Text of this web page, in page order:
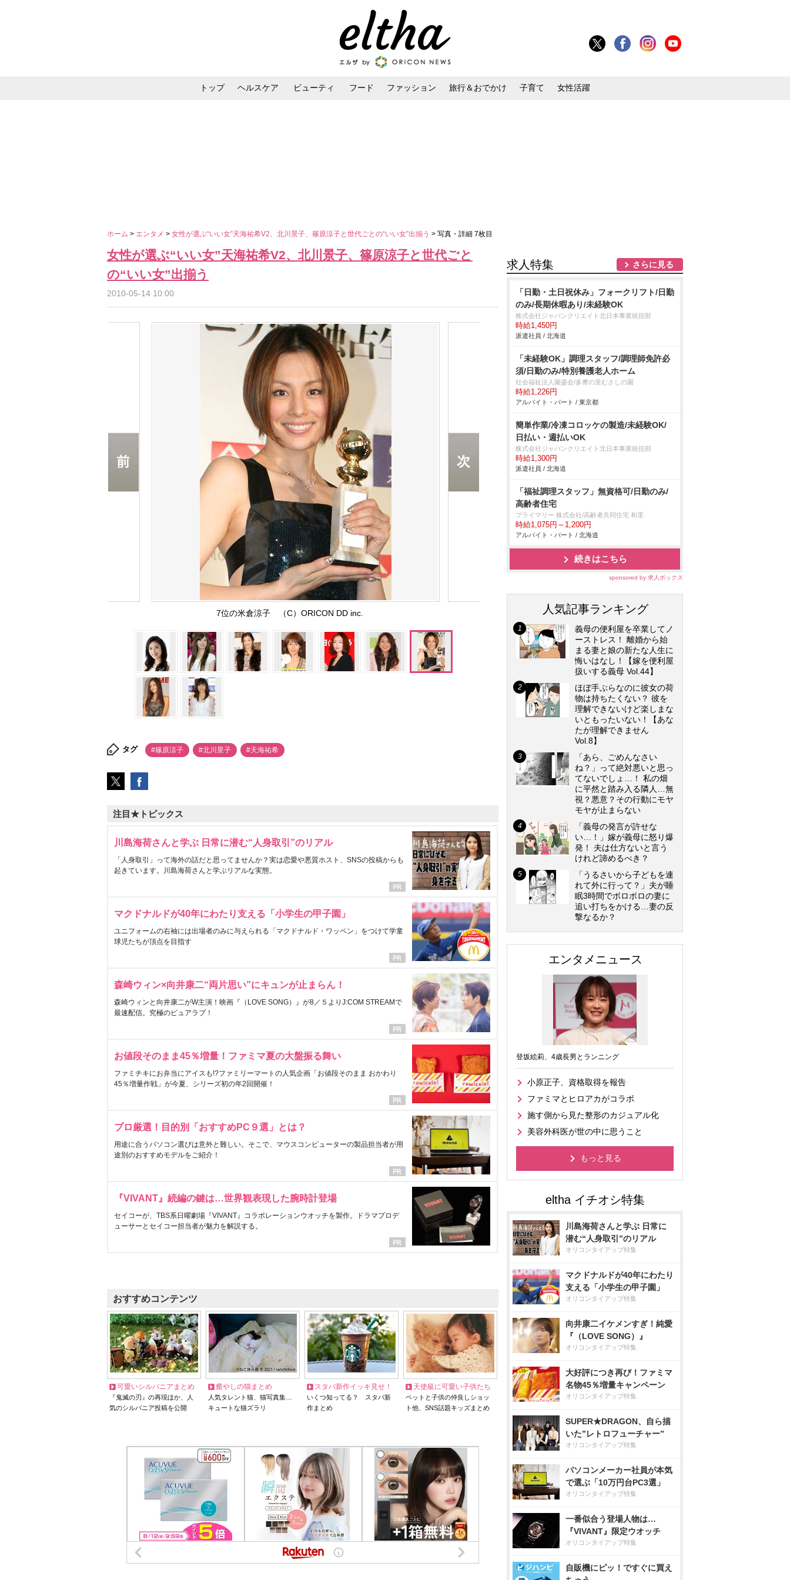
トップ ヘルスケア ビューティ フード ファッション 旅行＆おでかけ 子育て 女性活躍
ホーム > エンタメ > 女性が選ぶ“いい女”天海祐希V2、北川景子、篠原涼子と世代ごとの“いい女”出揃う > 写真・詳細 7枚目
女性が選ぶ“いい女”天海祐希V2、北川景子、篠原涼子と世代ごと
の“いい女”出揃う
2010-05-14 10:00
7位の米倉涼子 （C）ORICON DD inc.
タグ #篠原涼子 #北川景子 #天海祐希
注目★トピックス
川島海荷さんと学ぶ 日常に潜む“人身取引”のリアル
「人身取引」って海外の話だと思ってませんか？実は恋愛や悪質ホスト、SNSの投稿からも
起きています。川島海荷さんと学ぶリアルな実態。
マクドナルドが40年にわたり支える「小学生の甲子園」
ユニフォームの右袖には出場者のみに与えられる「マクドナルド・ワッペン」をつけて学童
球児たちが頂点を目指す
森崎ウィン×向井康二“両片思い”にキュンが止まらん！
森崎ウィンと向井康二がW主演！映画『（LOVE SONG）』が8／５よりJ:COM STREAMで
最速配信。究極のピュアラブ！
お値段そのまま45％増量！ファミマ夏の大盤振る舞い
ファミチキにお弁当にアイスも!?ファミリーマートの人気企画「お値段そのまま おかわり
45％増量作戦」が今夏、シリーズ初の年2回開催！
プロ厳選！目的別「おすすめPC９選」とは？
用途に合うパソコン選びは意外と難しい。そこで、マウスコンピューターの製品担当者が用
途別のおすすめモデルをご紹介！
『VIVANT』続編の鍵は…世界観表現した腕時計登場
セイコーが、TBS系日曜劇場『VIVANT』コラボレーションウオッチを製作。ドラマプロデ
ューサーとセイコー担当者が魅力を解説する。
おすすめコンテンツ
可愛いシルバニアまとめ
『鬼滅の刃』の再現ほか、人
気のシルバニア投稿を公開
癒やしの猫まとめ
人気タレント猫、猫写真集…
キュートな猫ズラリ
スタバ新作イッキ見せ！
いくつ知ってる？ スタバ新
作まとめ
天使級に可愛い子供たち
ペットと子供の仲良しショッ
ト他、SNS話題キッズまとめ
求人特集 さらに見る
「日勤・土日祝休み」フォークリフト/日勤
のみ/長期休暇あり/未経験OK
株式会社ジャパンクリエイト北日本事業統括部
時給1,450円
派遣社員 / 北海道
「未経験OK」調理スタッフ/調理師免許必
須/日勤のみ/特別養護老人ホーム
社会福祉法人園盛会/多摩の里むさしの園
時給1,226円
アルバイト・パート / 東京都
簡単作業/冷凍コロッケの製造/未経験OK/
日払い・週払いOK
株式会社ジャパンクリエイト北日本事業統括部
時給1,300円
派遣社員 / 北海道
「福祉調理スタッフ」無資格可/日勤のみ/
高齢者住宅
プライマリー 株式会社/高齢者共同住宅 和里
時給1,075円～1,200円
アルバイト・パート / 北海道
続きはこちら
sponsored by 求人ボックス
人気記事ランキング
義母の便利屋を卒業してノ
ーストレス！ 離婚から始
まる妻と娘の新たな人生に
悔いはなし！【嫁を便利屋
扱いする義母 Vol.44】
ほぼ手ぶらなのに彼女の荷
物は持ちたくない？ 彼を
理解できないけど楽しまな
いともったいない！【あな
たが理解できません
Vol.8】
「あら、ごめんなさい
ね？」って絶対悪いと思っ
てないでしょ…！ 私の畑
に平然と踏み入る隣人…無
視？悪意？その行動にモヤ
モヤが止まらない
「義母の発言が許せな
い…！」嫁が義母に怒り爆
発！ 夫は仕方ないと言う
けれど諦めるべき？
「うるさいから子どもを連
れて外に行って？」夫が睡
眠3時間でボロボロの妻に
追い打ちをかける…妻の反
撃なるか？
エンタメニュース
登坂絵莉、4歳長男とランニング
小原正子、資格取得を報告
ファミマとヒロアカがコラボ
施す側から見た整形のカジュアル化
美容外科医が世の中に思うこと
もっと見る
川島海荷さんと学ぶ 日常に
潜む“人身取引”のリアル
オリコンタイアップ特集
マクドナルドが40年にわたり
支える「小学生の甲子園」
オリコンタイアップ特集
向井康二イケメンすぎ！純愛
『（LOVE SONG）』
オリコンタイアップ特集
大好評につき再び！ファミマ
名物45％増量キャンペーン
オリコンタイアップ特集
SUPER★DRAGON、自ら描
いた”レトロフューチャー”
オリコンタイアップ特集
パソコンメーカー社員が本気
で選ぶ「10万円台PC3選」
オリコンタイアップ特集
一番似合う登場人物は…
『VIVANT』限定ウオッチ
オリコンタイアップ特集
自販機にピッ！ですぐに買え